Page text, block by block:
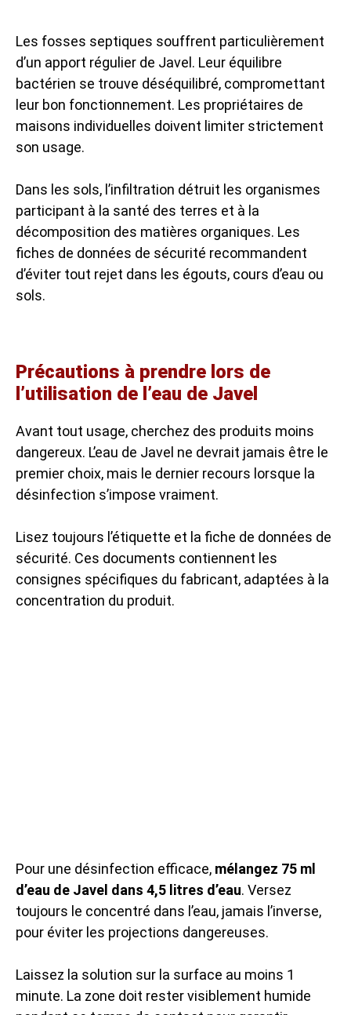
Les fosses septiques souffrent particulièrement
d’un apport régulier de Javel. Leur équilibre
bactérien se trouve déséquilibré, compromettant
leur bon fonctionnement. Les propriétaires de
maisons individuelles doivent limiter strictement
son usage.
Dans les sols, l’infiltration détruit les organismes
participant à la santé des terres et à la
décomposition des matières organiques. Les
fiches de données de sécurité recommandent
d’éviter tout rejet dans les égouts, cours d’eau ou
sols.
Précautions à prendre lors de
l’utilisation de l’eau de Javel
Avant tout usage, cherchez des produits moins
dangereux. L’eau de Javel ne devrait jamais être le
premier choix, mais le dernier recours lorsque la
désinfection s’impose vraiment.
Lisez toujours l’étiquette et la fiche de données de
sécurité. Ces documents contiennent les
consignes spécifiques du fabricant, adaptées à la
concentration du produit.
Pour une désinfection efficace, mélangez 75 ml
d’eau de Javel dans 4,5 litres d’eau. Versez
toujours le concentré dans l’eau, jamais l’inverse,
pour éviter les projections dangereuses.
Laissez la solution sur la surface au moins 1
minute. La zone doit rester visiblement humide